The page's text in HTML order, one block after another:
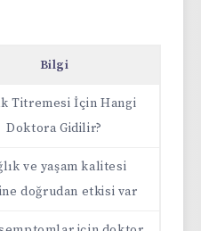
Bilgi
Titremesi İçin Hangi
Doktora Gidilir?
ve yaşam kalitesi
doğrudan etkisi var